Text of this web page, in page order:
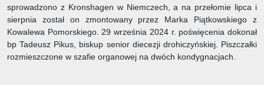
sprowadzono z Kronshagen w Niemczech, a na przełomie lipca i
sierpnia został on zmontowany przez Marka Piątkowskiego z
Kowalewa Pomorskiego. 29 września 2024 r. poświęcenia dokonał
bp Tadeusz Pikus, biskup senior diecezji drohiczyńskiej. Piszczałki
rozmieszczone w szafie organowej na dwóch kondygnacjach.